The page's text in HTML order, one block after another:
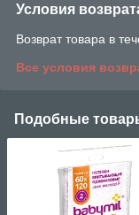
Условия
Возврат товара в
Все условия
Подобные